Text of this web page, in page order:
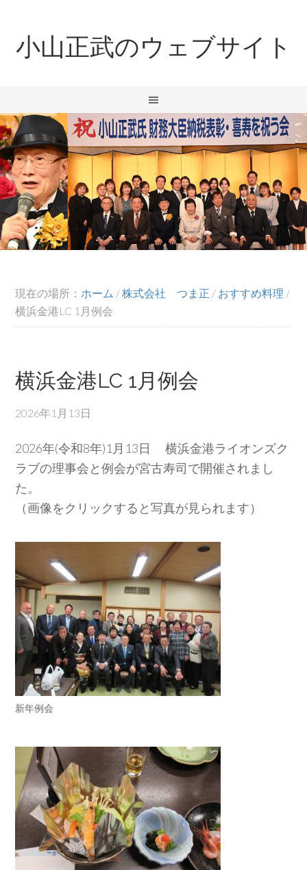
小山正武のウェブサイト
現在の場所： ホーム /株式会社 つま正 / おすすめ料理 /
横浜金港LC 1月例会
横浜金港LC 1月例会
2026年1月13日
2026年(令和8年)1月13日 横浜金港ライオンズク
ラブの理事会と例会が宮古寿司で開催されまし
た。
（画像をクリックすると写真が見られます）
新年例会